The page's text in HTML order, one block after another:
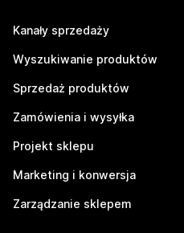
Kanały sprzedaży
Wyszukiwanie produktów
Sprzedaż produktów
Zamówienia i wysyłka
Projekt sklepu
Marketing i konwersja
Zarządzanie sklepem